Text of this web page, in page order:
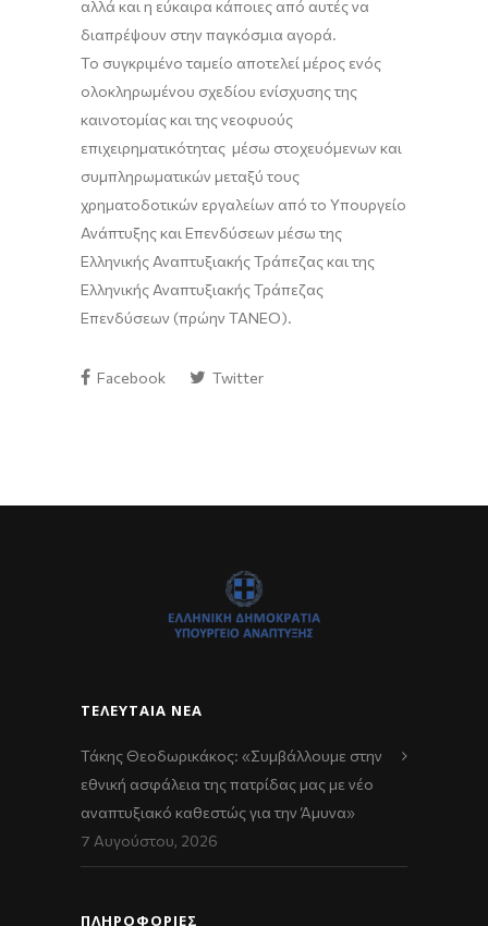
αλλά και η εύκαιρα κάποιες από αυτές να
διαπρέψουν στην παγκόσμια αγορά.
Το συγκριμένο ταμείο αποτελεί μέρος ενός
ολοκληρωμένου σχεδίου ενίσχυσης της
καινοτομίας και της νεοφυούς
επιχειρηματικότητας μέσω στοχευόμενων και
συμπληρωματικών μεταξύ τους
χρηματοδοτικών εργαλείων από το Υπουργείο
Ανάπτυξης και Επενδύσεων μέσω της
Ελληνικής Αναπτυξιακής Τράπεζας και της
Ελληνικής Αναπτυξιακής Τράπεζας
Επενδύσεων (πρώην ΤΑΝΕΟ).
Facebook Twitter
ΤΕΛΕΥΤΑΊΑ ΝΈΑ
Τάκης Θεοδωρικάκος: «Συμβάλλουμε στην
εθνική ασφάλεια της πατρίδας μας με νέο
αναπτυξιακό καθεστώς για την Άμυνα»
7 Αυγούστου, 2026
ΠΛΗΡΟΦΟΡΙΕΣ